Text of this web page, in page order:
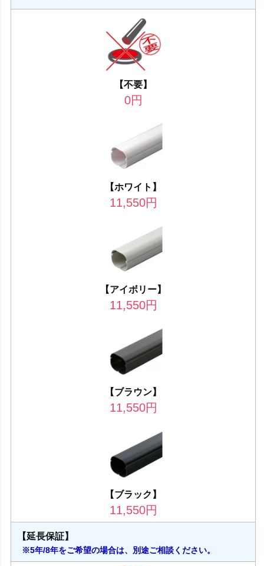
【不要】
0円
【ホワイト】
11,550円
【アイボリー】
11,550円
【ブラウン】
11,550円
【ブラック】
11,550円
【延長保証】
※5年/8年をご希望の場合は、別途ご相談ください。